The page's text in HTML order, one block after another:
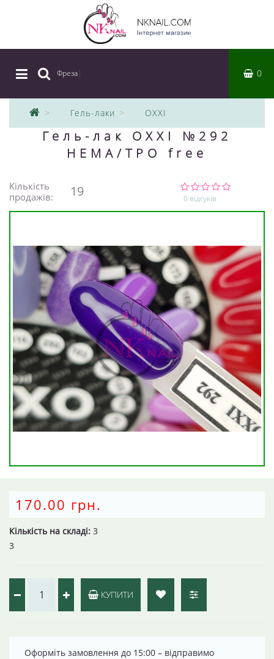
Фреза| 0
Гель-лаки OXXI
Гель-лак OXXI №292
HEMA/TPO free
Кількість
продажів:
19 0 відгуків
170.00 грн.
Кількість на складі: 3
3
КУПИТИ
Оформіть замовлення до 15:00 – відправимо